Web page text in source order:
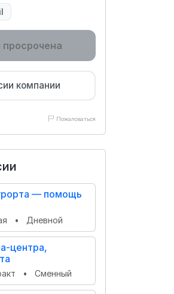
просрочена
компании
Пожаловаться
— помощь
• Дневной
центра,
• Сменный